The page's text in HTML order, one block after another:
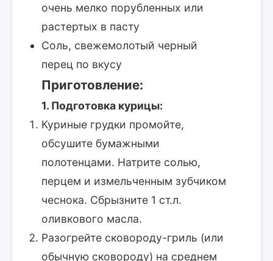
очень мелко порубленных или
растертых в пасту
Соль, свежемолотый черный
перец по вкусу
Приготовление:
1. Подготовка курицы:
Куриные грудки промойте,
обсушите бумажными
полотенцами. Натрите солью,
перцем и измельченным зубчиком
чеснока. Сбрызните 1 ст.л.
оливкового масла.
Разогрейте сковороду-гриль (или
обычную сковороду) на среднем